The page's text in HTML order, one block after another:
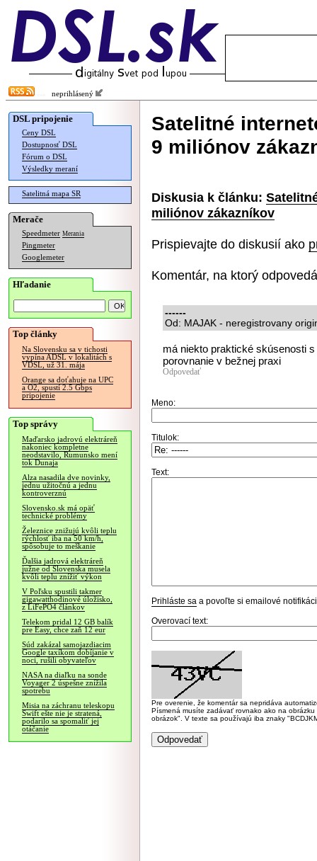
neprihlásený
DSL pripojenie
Ceny DSL
Dostupnosť DSL
Fórum o DSL
Výsledky meraní
Satelitná mapa SR
Merače
Speedmeter Merania
Pingmeter
Googlemeter
Hľadanie
Top články
Na Slovensku sa v tichosti
vypína ADSL v lokalitách s
VDSL, už 31. mája
Orange sa doťahuje na UPC
a O2, spustí 2.5 Gbps
pripojenie
Top správy
Maďarsko jadrovú elektráreň
nakoniec kompletne
neodstavilo, Rumunsko mení
tok Dunaja
Alza nasadila dve novinky,
jednu užitočnú a jednu
kontroverznú
Slovensko.sk má opäť
technické problémy
Železnice znižujú kvôli teplu
rýchlosť iba na 50 km/h,
spôsobuje to meškanie
Ďalšia jadrová elektráreň
južne od Slovenska musela
kvôli teplu znížiť výkon
V Poľsku spustili takmer
gigawatthodinové úložisko,
z LiFePO4 článkov
Telekom pridal 12 GB balík
pre Easy, chce zaň 12 eur
Súd zakázal samojazdiacim
Google taxíkom dobíjanie v
noci, rušili obyvateľov
NASA na diaľku na sonde
Voyager 2 úspešne znížila
spotrebu
Misia na záchranu teleskopu
Swift ešte nie je stratená,
podarilo sa spomaliť jej
otáčanie
Satelitné
9 miliónov
Diskusia k článku:
miliónov zákazníkov
Prispievajte do diskusií ako
Komentár, na ktorý
------
Od: MAJAK - neregistrovany
má niekto praktické skúsenosti
porovnanie v bežnej praxi
Odpovedať
Meno:
Titulok:
Text:
Prihláste sa a povoľte si emailové
Overovací text:
Pre overenie, že komentár sa nepridáva
Písmená musíte zadávať rovnako ako na
obrázok". V texte sa používajú iba znaky